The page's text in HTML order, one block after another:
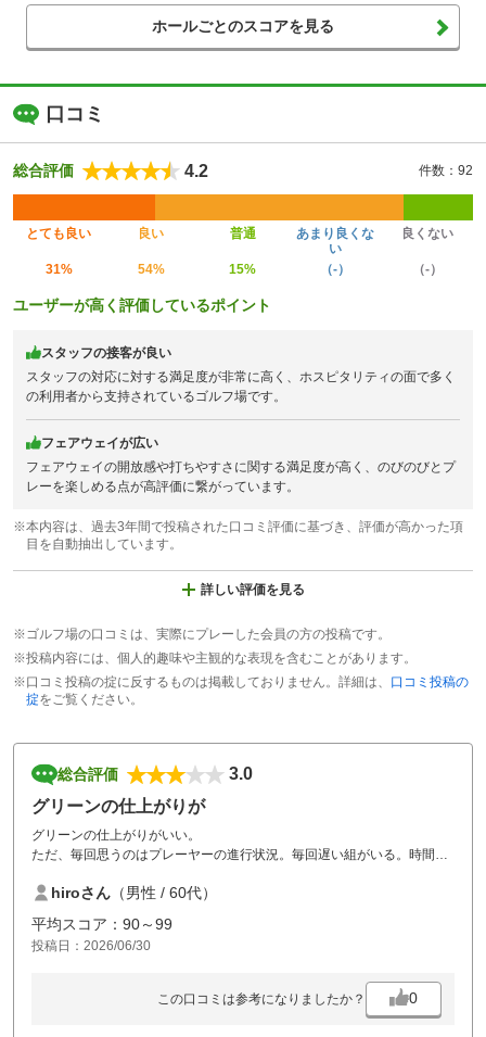
ホールごとのスコアを見る
口コミ
総合評価 4.2 件数：92
とても良い 良い 普通
あまり良くな
い
良くない
31% 54% 15% （-） （-）
ユーザーが高く評価しているポイント
スタッフの接客が良い
スタッフの対応に対する満足度が非常に高く、ホスピタリティの面で多く
の利用者から支持されているゴルフ場です。
フェアウェイが広い
フェアウェイの開放感や打ちやすさに関する満足度が高く、のびのびとプ
レーを楽しめる点が高評価に繋がっています。
※本内容は、過去3年間で投稿された口コミ評価に基づき、評価が高かった項
目を自動抽出しています。
詳しい評価を見る
※ゴルフ場の口コミは、実際にプレーした会員の方の投稿です。
※投稿内容には、個人的趣味や主観的な表現を含むことがあります。
※口コミ投稿の掟に反するものは掲載しておりません。詳細は、 口コミ投稿の
掟をご覧ください。
総合評価
3.0
グリーンの仕上がりが
グリーンの仕上がりがいい。
ただ、毎回思うのはプレーヤーの進行状況。毎回遅い組がいる。時間の
hiroさん （男性 / 60代）
平均スコア：90～99
投稿日：2026/06/30
この口コミは参考になりましたか？ 0